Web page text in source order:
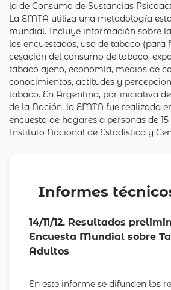
la de Consumo de Sustancias
La EMTA utiliza una metodología
mundial. Incluye información sobre
los encuestados, uso de tabaco
cesación del consumo de tabaco,
tabaco ajeno, economía, medios de
conocimientos, actitudes y
tabaco. En Argentina, por iniciativa
de la Nación, la EMTA fue realizada
encuesta de hogares a personas de
Instituto Nacional de Estadística y
Informes
14/11/12. Resultados
Encuesta Mundial sobre
Adultos
En este informe se difunden los